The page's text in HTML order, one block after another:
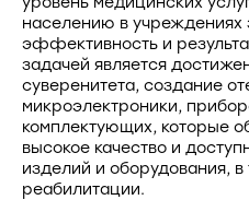
населению в учреждениях
эффективность и
задачей является
суверенитета, создание
микроэлектроники,
комплектующих, которые
высокое качество и
изделий и оборудования,
реабилитации.